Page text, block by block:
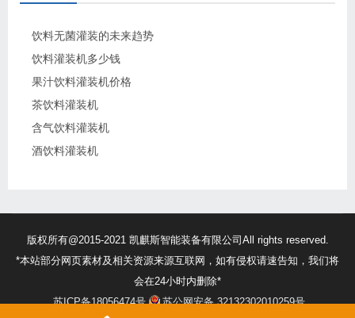
饮料无菌灌装的未来趋势
饮料灌装机多少钱
果汁饮料灌装机价格
茶饮料灌装机
含气饮料灌装机
酒饮料灌装机
版权所有@2015-2021 凯麒斯智能装备有限公司All rights reserved.
*本站部分网页素材及相关资源来源互联网，如有侵权请速告知，我们将
会在24小时内删除*
苏ICP备18056474号
苏公网安备 32132302010259号